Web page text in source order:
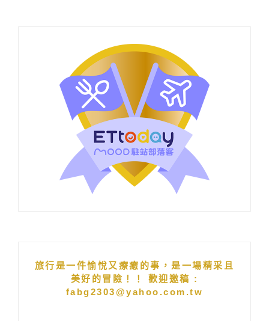
旅行是一件愉悅又療癒的事，是一場精采且
美好的冒險！！ 歡迎邀稿 :
fabg2303@yahoo.com.tw